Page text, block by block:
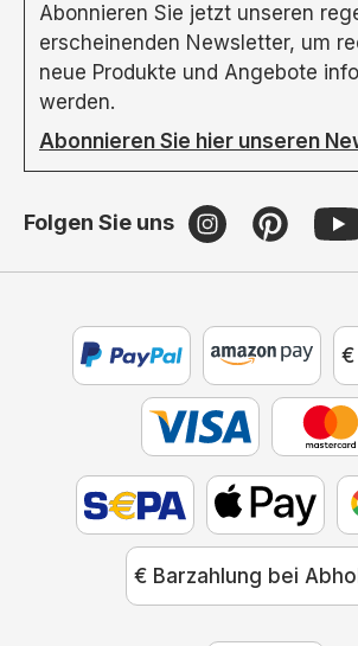
Abonnieren Sie jetzt unseren
erscheinenden Newsletter, um
neue Produkte und Angebote
werden.
Abonnieren Sie hier unseren
Folgen Sie uns
€
€ Barzahlung bei